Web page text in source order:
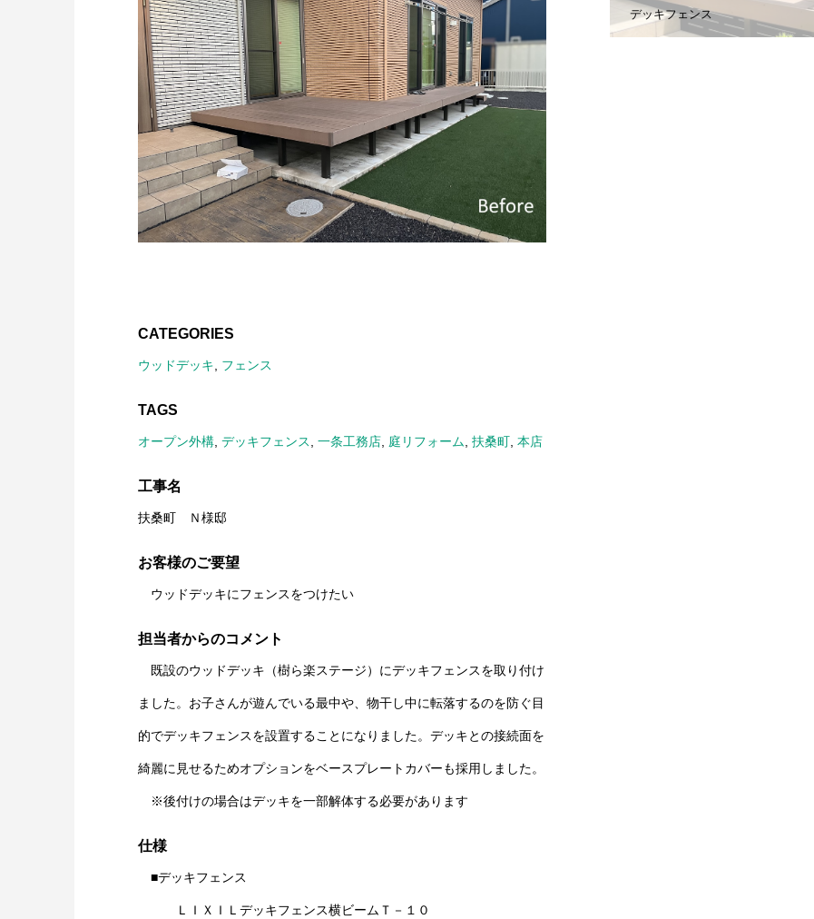
デッキフェンス
CATEGORIES
ウッドデッキ, フェンス
TAGS
オープン外構, デッキフェンス, 一条工務店, 庭リフォーム, 扶桑町, 本店
工事名
扶桑町 Ｎ様邸
お客様のご要望
ウッドデッキにフェンスをつけたい
担当者からのコメント
既設のウッドデッキ（樹ら楽ステージ）にデッキフェンスを取り付け
ました。お子さんが遊んでいる最中や、物干し中に転落するのを防ぐ目
的でデッキフェンスを設置することになりました。デッキとの接続面を
綺麗に見せるためオプションをベースプレートカバーも採用しました。
※後付けの場合はデッキを一部解体する必要があります
仕様
■デッキフェンス
ＬＩＸＩＬデッキフェンス横ビームＴ－１０